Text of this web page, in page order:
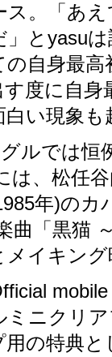
。「あ
とyasu
自身最高
度に自身
い現象
ルでは恒
は、松任
年)のカ
曲「黒猫
メイキン
ニクリ
の特典